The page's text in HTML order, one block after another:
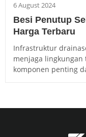
6 August 2024
Besi Penutup
Harga Terbaru
Infrastruktur
menjaga lingkungan
komponen penting